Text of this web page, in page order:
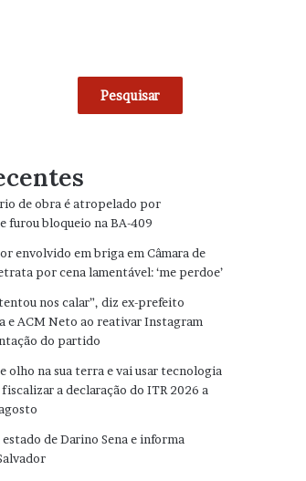
Pesquisar
de obra é atropelado por
furou bloqueio na BA-409
envolvido em briga em Câmara de
por cena lamentável: ‘me perdoe’
nos calar”, diz ex-prefeito
e ACM Neto ao reativar Instagram
do partido
olho na sua terra e vai usar tecnologia
a declaração do ITR 2026 a
de Darino Sena e informa